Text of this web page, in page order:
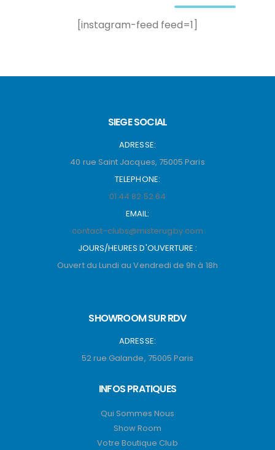
[instagram-feed feed=1]
SIEGE SOCIAL
ADRESSE:
40 rue Saint Jacques, 75005 Paris
TELEPHONE:
01 44 82 52 64
EMAIL:
contact-clubs@misterugby.com
JOURS/HEURES D'OUVERTURE :
Ouvert du Lundi au Vendredi de 9h à 18h
SHOWROOM SUR RDV
ADRESSE:
52 rue Galande, 75005 Paris
INFOS PRATIQUES
Qui Sommes Nous
Show Room
Votre Boutique Club